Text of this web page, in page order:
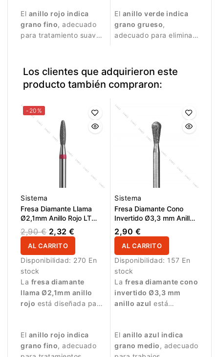
El anillo rojo indica
grano fino, adecuado
para tratamiento suave
superficie de la uña.
El anillo verde indica
grano grueso,
adecuado para eliminar
Los clientes que adquirieron este
producto también compraron:
-20%
Sistema
Fresa Diamante Llama
Ø2,1mm Anillo Rojo LT
8,0mm
2,90 € 2,32 €
AL CARRITO
Disponibilidad: 270 En
stock
La fresa diamante
llama Ø2,1mm anillo
rojo está diseñada para
El anillo rojo indica
grano fino, adecuado
Sistema
Fresa Diamante Cono
Invertido Ø3,3 mm Anillo
Azul LT 7,0 mm
2,90 €
AL CARRITO
Disponibilidad: 157 En
stock
La fresa diamante cono
invertido Ø3,3 mm
anillo azul está
El anillo azul indica
grano medio, adecuado